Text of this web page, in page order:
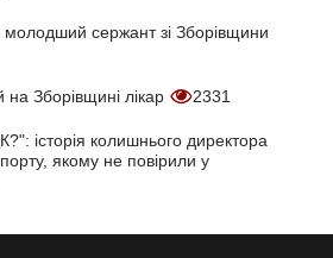
молодший сержант зі Зборівщини
на Зборівщині лікар 2331
історія колишнього директора
якому не повірили у